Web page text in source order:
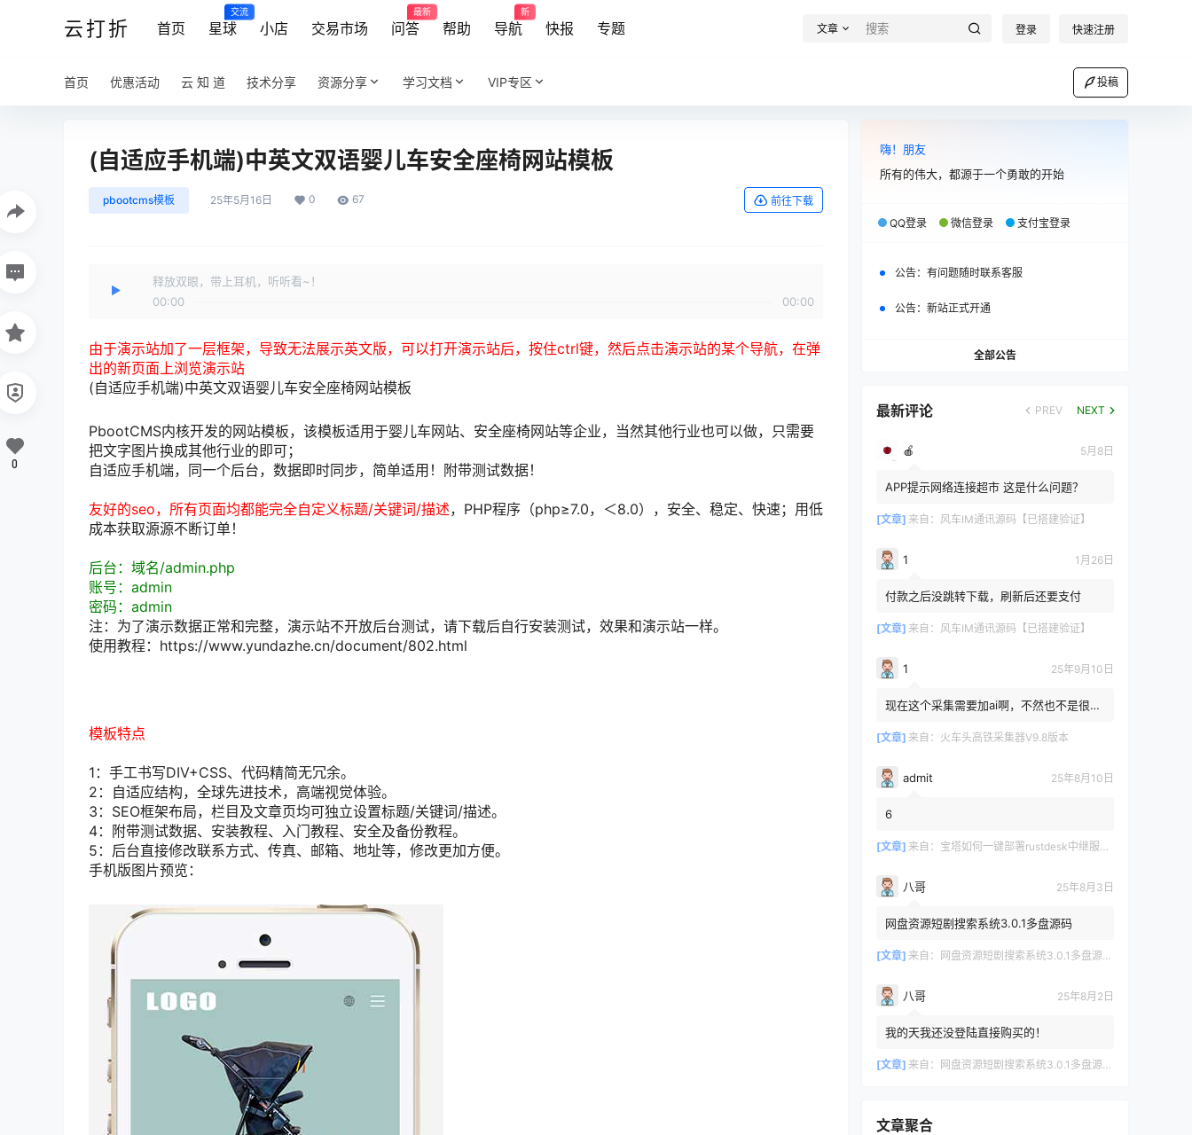
云打折 首页 星球
交流
小店 交易市场 问答
最新
帮助 导航
新
快报 专题 文章 登录 快速注册
首页 优惠活动 云 知 道 技术分享 资源分享 学习文档 VIP专区 投稿
(自适应手机端)中英文双语婴儿车安全座椅网站模板
pbootcms模板 25年5月16日 0 67 前往下载
释放双眼，带上耳机，听听看~！
00:00
00:00
由于演示站加了一层框架，导致无法展示英文版，可以打开演示站后，按住ctrl键，然后点击演示站的某个导航，在弹
出的新页面上浏览演示站
(自适应手机端)中英文双语婴儿车安全座椅网站模板
PbootCMS内核开发的网站模板，该模板适用于婴儿车网站、安全座椅网站等企业，当然其他行业也可以做，只需要
把文字图片换成其他行业的即可；
自适应手机端，同一个后台，数据即时同步，简单适用！附带测试数据！
友好的seo，所有页面均都能完全自定义标题/关键词/描述，PHP程序（php≥7.0，＜8.0），安全、稳定、快速；用低
成本获取源源不断订单！
后台：域名/admin.php
账号：admin
密码：admin
注：为了演示数据正常和完整，演示站不开放后台测试，请下载后自行安装测试，效果和演示站一样。
使用教程：https://www.yundazhe.cn/document/802.html
模板特点
1：手工书写DIV+CSS、代码精简无冗余。
2：自适应结构，全球先进技术，高端视觉体验。
3：SEO框架布局，栏目及文章页均可独立设置标题/关键词/描述。
4：附带测试数据、安装教程、入门教程、安全及备份教程。
5：后台直接修改联系方式、传真、邮箱、地址等，修改更加方便。
手机版图片预览：
0
嗨！朋友
所有的伟大，都源于一个勇敢的开始
QQ登录 微信登录 支付宝登录
公告： 有问题随时联系客服
公告： 新站正式开通
全部公告
最新评论 PREV NEXT
🍎 5月8日
APP提示网络连接超市 这是什么问题？
[文章] 来自： 风车IM通讯源码【已搭建验证】
1 1月26日
付款之后没跳转下载，刷新后还要支付
[文章] 来自： 风车IM通讯源码【已搭建验证】
1 25年9月10日
现在这个采集需要加ai啊，不然也不是很友
[文章] 来自： 火车头高铁采集器V9.8版本
admit 25年8月10日
6
[文章] 来自： 宝塔如何一键部署rustdesk中继服务器及API 实现客户端登录远程设备管理等
八哥 25年8月3日
网盘资源短剧搜索系统3.0.1多盘源码
[文章] 来自： 网盘资源短剧搜索系统3.0.1多盘源码，支持多网盘云盘资源搜索【已测试】
八哥 25年8月2日
我的天我还没登陆直接购买的！
[文章] 来自： 网盘资源短剧搜索系统3.0.1多盘源码，支持多网盘云盘资源搜索【已测试】
文章聚合